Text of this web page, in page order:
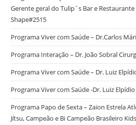
Gerente geral do Tulip´s Bar e
Shape#2515
Programa Viver com Saúde – Dr.Carlos
Programa Interação – Dr. João Sobral
Programa Viver com Saúde – Dr. Luiz
Programa Viver com Saúde -Dr. Luiz
Programa Papo de Sexta – Zaion Estrela
Jítsu, Campeão e Bi Campeão Brasileiro